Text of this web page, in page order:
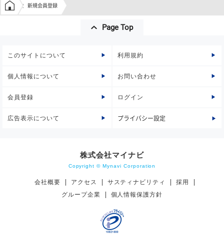
学生の窓口トップ
新規会員登録
Page Top
このサイトについて 利用規約
個人情報について お問い合わせ
会員登録 ログイン
広告表示について プライバシー設定
株式会社マイナビ
Copyright © Mynavi Corporation
会社概要 アクセス サスティナビリティ
採用
グループ企業
個人情報保護方針